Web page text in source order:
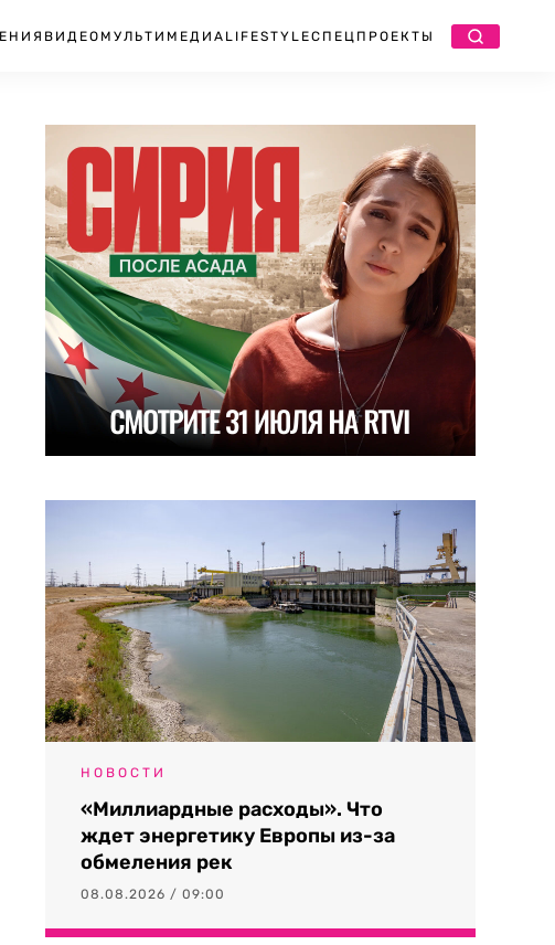
ВИДЕО МУЛЬТИМЕДИА LIFESTYLEСПЕЦПРОЕКТЫ
НОВОСТИ
«Миллиардные расходы». Что
ждет энергетику Европы из-за
обмеления рек
08.08.2026 / 09:00